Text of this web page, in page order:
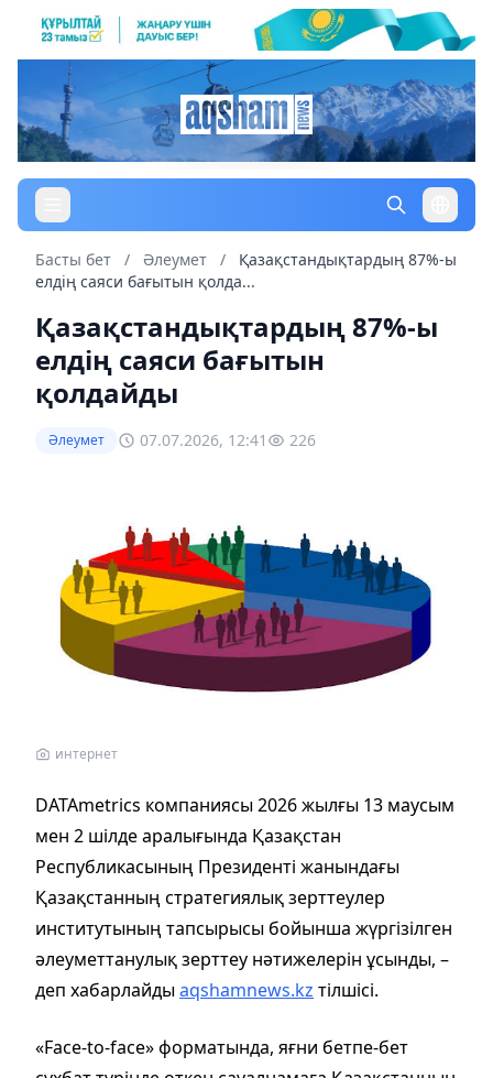
Басты бет / Әлеумет /
Қазақстандықтардың 87%-ы
елдің саяси бағытын қолда...
Қазақстандықтардың 87%-ы
елдің саяси бағытын
қолдайды
Әлеумет 07.07.2026, 12:41 226
интернет
DATAmetrics компаниясы 2026 жылғы 13 маусым
мен 2 шілде аралығында Қазақстан
Республикасының Президенті жанындағы
Қазақстанның стратегиялық зерттеулер
институтының тапсырысы бойынша жүргізілген
әлеуметтанулық зерттеу нәтижелерін ұсынды, –
деп хабарлайдыaqshamnews.kz тілшісі.
«Face-to-face» форматында, яғни бетпе-бет